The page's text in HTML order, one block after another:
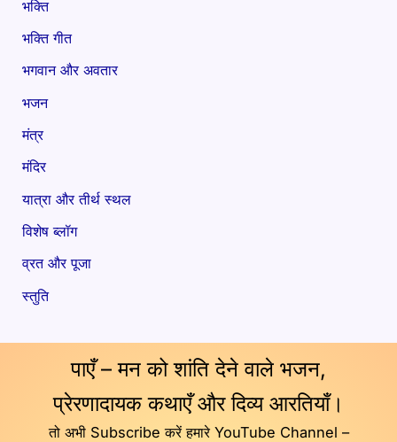
भक्ति
भक्ति गीत
भगवान और अवतार
भजन
मंत्र
मंदिर
यात्रा और तीर्थ स्थल
विशेष ब्लॉग
व्रत और पूजा
स्तुति
पाएँ – मन को शांति देने वाले भजन,
प्रेरणादायक कथाएँ और दिव्य आरतियाँ।
तो अभी Subscribe करें हमारे YouTube Channel –